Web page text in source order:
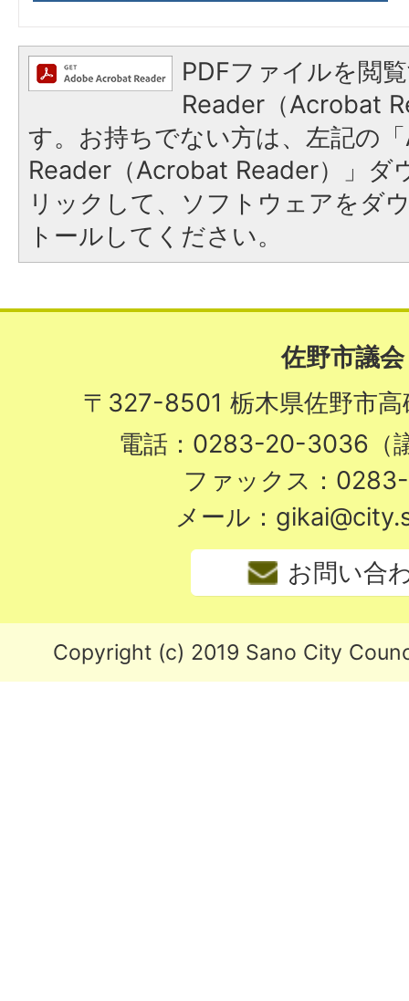
PDFファイルを閲
Reader（Acrobat
す。お持ちでない方は、左記の
Reader（Acrobat Reader）」ダ
リックして、ソフトウェアをダ
トールしてください。
佐野市議会
〒327-8501 栃木県佐野市高
電話：0283-20-3036（
ファックス：
メール：
お問い合
Copyright (c) 2019 Sano City